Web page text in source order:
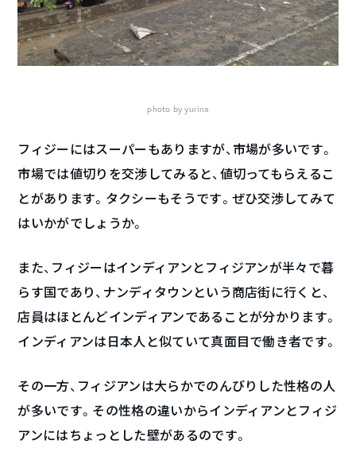
photo by yurina
フィジーにはスーパーもありますが、市場が多いです。
市場では値切りを交渉してみると、値切ってもらえるこ
とがあります。タクシーもそうです。ぜひ交渉してみて
はいかがでしょうか。
また、フィジーはインディアンとフィジアンが半々で暮
らす国であり、ナンディタウンという商店街に行くと、
店員はほとんどインディアンであることが分かります。
インディアンは日本人と似ていて真面目で働き者です。
その一方、フィジアンは大らかでのんびりした性格の人
が多いです。その性格の違いからインディアンとフィジ
アンにはちょっとした壁があるのです。